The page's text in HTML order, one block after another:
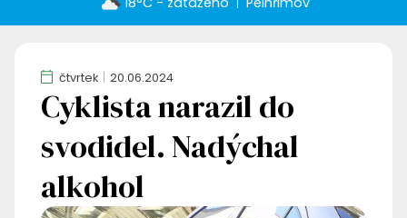
čtvrtek 20.06.2024
Cyklista narazil do
svodidel. Nadýchal
alkohol